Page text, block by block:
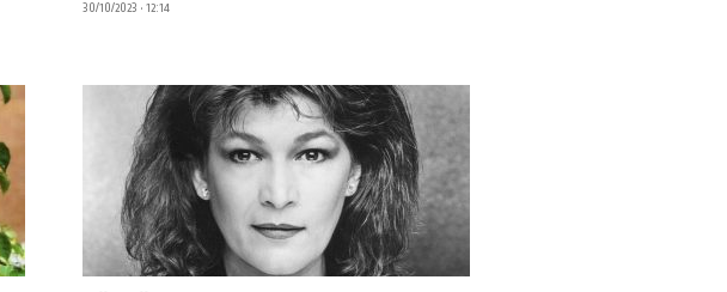
30/10/2023 • 12:14